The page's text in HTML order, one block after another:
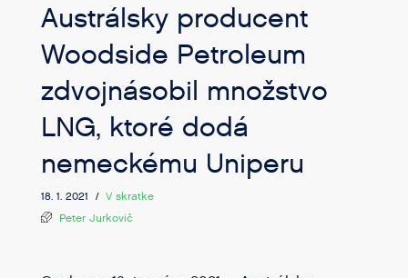
Austrálsky producent
Woodside Petroleum
zdvojnásobil množstvo
LNG, ktoré dodá
nemeckému Uniperu
18. 1. 2021 / V skratke
Peter Jurkovič